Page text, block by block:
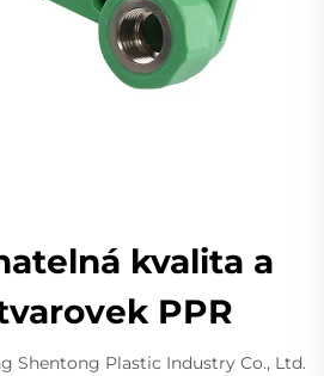
kvalita a
PPR
Shentong Plastic Industry Co., Ltd.